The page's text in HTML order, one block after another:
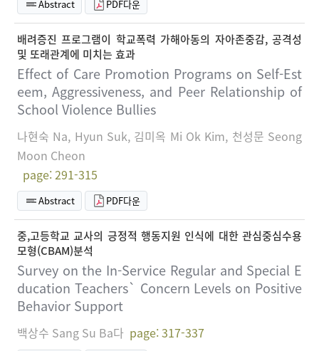
Abstract PDF다운
배려증진 프로그램이 학교폭력 가해아동의 자아존중감, 공격성
및 또래관계에 미치는 효과
Effect of Care Promotion Programs on Self-Est
eem, Aggressiveness, and Peer Relationship of
School Violence Bullies
나현숙 Na, Hyun Suk, 김미옥 Mi Ok Kim, 천성문 Seong
Moon Cheon
page: 291-315
Abstract PDF다운
중,고등학교 교사의 긍정적 행동지원 인식에 대한 관심중심수용
모형(CBAM)분석
Survey on the In-Service Regular and Special E
ducation Teachers` Concern Levels on Positive
Behavior Support
백상수 Sang Su Ba다 page: 317-337